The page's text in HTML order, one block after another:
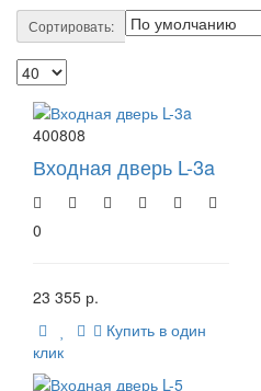
Сортировать:
400808
Входная дверь L-3a
0
23 355 р.
Купить в один
клик